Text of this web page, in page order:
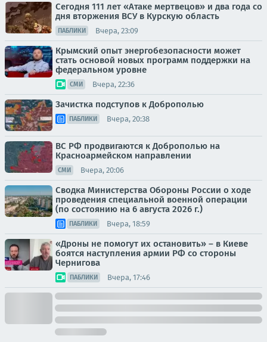
Сегодня 111 лет «Атаке мертвецов» и два года со
дня вторжения ВСУ в Курскую область
ПАБЛИКИ Вчера, 23:09
Крымский опыт энергобезопасности может
стать основой новых программ поддержки на
федеральном уровне
СМИ Вчера, 22:36
Зачистка подступов к Доброполью
ПАБЛИКИ Вчера, 20:38
ВС РФ продвигаются к Доброполью на
Красноармейском направлении
СМИ Вчера, 20:06
Сводка Министерства Обороны России о ходе
проведения специальной военной операции
(по состоянию на 6 августа 2026 г.)
ПАБЛИКИ Вчера, 18:59
«Дроны не помогут их остановить» – в Киеве
боятся наступления армии РФ со стороны
Чернигова
ПАБЛИКИ Вчера, 17:46